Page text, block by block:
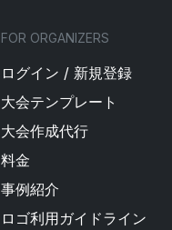
FOR ORGANIZERS
ログイン / 新規登録
大会テンプレート
大会作成代行
料金
事例紹介
ロゴ利用ガイドライン